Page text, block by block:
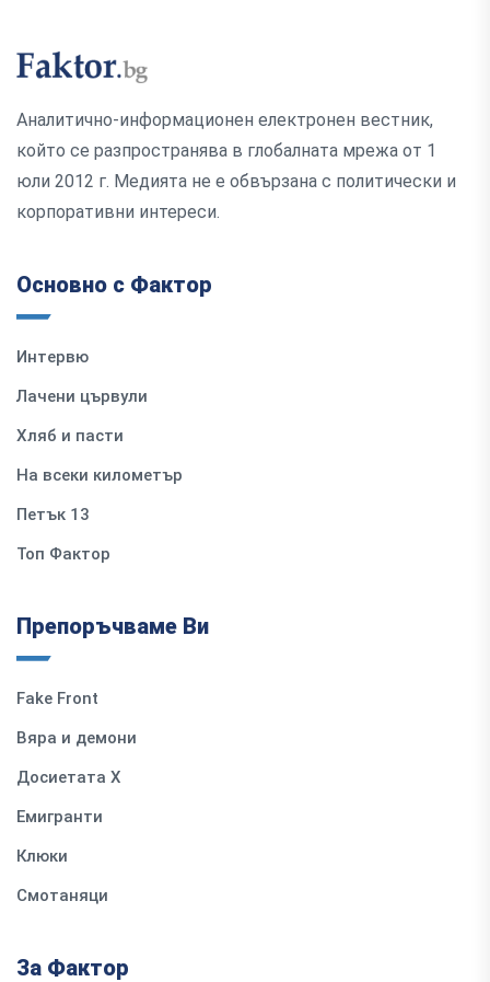
Аналитично-информационен електронен вестник,
който се разпространява в глобалната мрежа от 1
юли 2012 г. Медията не е обвързана с политически и
корпоративни интереси.
Основно с Фактор
Интервю
Лачени цървули
Хляб и пасти
На всеки километър
Петък 13
Топ Фактор
Препоръчваме Ви
Fake Front
Вяра и демони
Досиетата Х
Емигранти
Клюки
Смотаняци
За Фактор